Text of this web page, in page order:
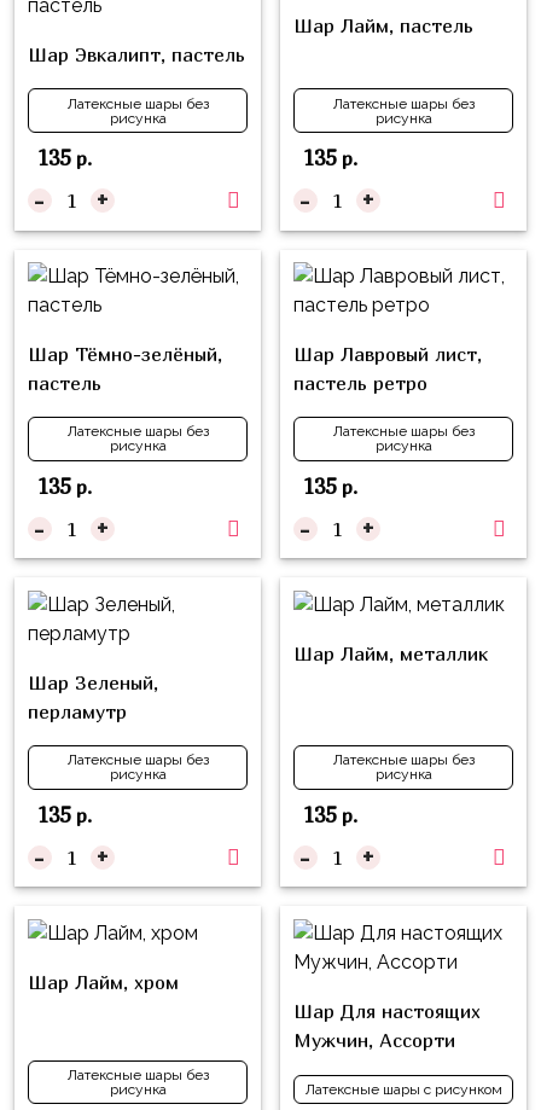
Шар Эвкалипт, пастель
Латексные шары без
рисунка
135р.
- +
Шар Лайм, пастель
Латексные шары без
рисунка
135р.
- +
Шар Тёмно-зелёный,
пастель
Латексные шары без
рисунка
135р.
- +
Шар Лавровый лист,
пастель ретро
Латексные шары без
рисунка
135р.
- +
Шар Зеленый,
перламутр
Латексные шары без
рисунка
135р.
- +
Шар Лайм, металлик
Латексные шары без
рисунка
135р.
- +
Шар Лайм, хром
Латексные шары без
рисунка
Шар Для настоящих
Мужчин, Ассорти
Латексные шары с рисунком
шаров
Цифры
Шары
декором
шары
фигуры
сюрприз
Бизнес
Индивидуальная
шар
Буквы
Товары
для
праздника
Сервировка
Бумажный
декор
ободки
Губка
Боб
Буба
Чебурашка
Черепашки-
ниндзя
Фиксики
Котэ
Динозавры
Принцессы
Микки
и
Минни
Спорт
Для
Мамы,
Для
Папы,
Тропики
Гарри
Куклы